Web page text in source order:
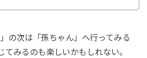
の次は「孫ちゃん」へ行ってみる
てみるのも楽しいかもしれない。